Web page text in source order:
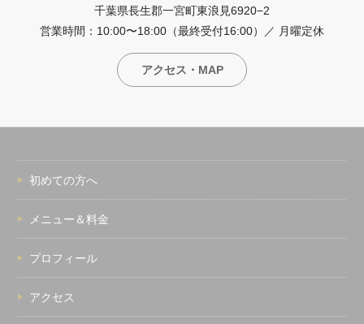
千葉県長生郡一宮町東浪見6920−2
営業時間：10:00〜18:00（最終受付16:00）／ 月曜定休
アクセス・MAP
初めての方へ
メニュー＆料金
プロフィール
アクセス